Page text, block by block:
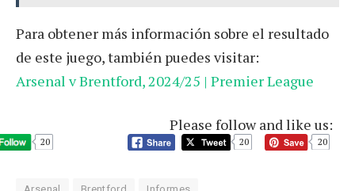
Para obtener más información sobre el resultado
de este juego, también puedes visitar:
Arsenal v Brentford, 2024/25 | Premier League
Please follow and like us:
20 20 20